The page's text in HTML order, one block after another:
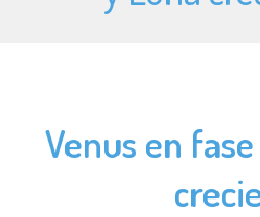
Venus en